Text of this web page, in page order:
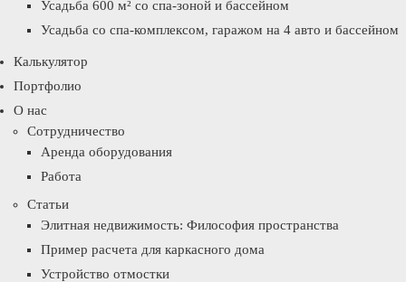
Усадьба 600 м² со спа-зоной и бассейном
Усадьба со спа-комплексом, гаражом на 4 авто и бассейном
Калькулятор
Портфолио
О нас
Сотрудничество
Аренда оборудования
Работа
Статьи
Элитная недвижимость: Философия пространства
Пример расчета для каркасного дома
Устройство отмостки